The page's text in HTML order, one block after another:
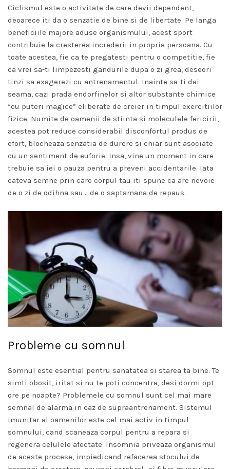
Ciclismul este o activitate de care devii dependent,
deoarece iti da o senzatie de bine si de libertate. Pe langa
beneficiile majore aduse organismului, acest sport
contribuie la cresterea increderii in propria persoana. Cu
toate acestea, fie ca te pregatesti pentru o competitie, fie
ca vrei sa-ti limpezesti gandurile dupa o zi grea, deseori
tinzi sa exagerezi cu antrenamentul. Inainte sa-ti dai
seama, cazi prada endorfinelor si altor substante chimice
“cu puteri magice” eliberate de creier in timpul exercitiilor
fizice. Numite de oamenii de stiinta si moleculele fericirii,
acestea pot reduce considerabil disconfortul produs de
efort, blocheaza senzatia de durere si chiar sunt asociate
cu un sentiment de euforie. Insa, vine un moment in care
trebuie sa iei o pauza pentru a preveni accidentarile. Iata
cateva semne prin care corpul tau iti spune ca are nevoie
de o zi de odihna sau… de o saptamana de repaus.
Probleme cu somnul
Somnul este esential pentru sanatatea si starea ta bine. Te
simti obosit, iritat si nu te poti concentra, desi dormi opt
ore pe noapte? Problemele cu somnul sunt cel mai mare
semnal de alarma in caz de supraantrenament. Sistemul
imunitar al oamenilor este cel mai activ in timpul
somnului, cand scaneaza corpul pentru a repara si
regenera celulele afectate. Insomnia priveaza organismul
de aceste procese, impiedicand refacerea stocului de